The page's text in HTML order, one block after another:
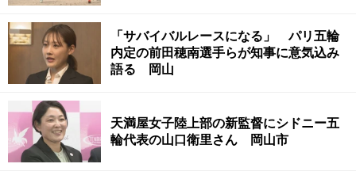
「サバイバルレースになる」 パリ五輪
内定の前田穂南選手らが知事に意気込み
語る 岡山
天満屋女子陸上部の新監督にシドニー五
輪代表の山口衛里さん 岡山市